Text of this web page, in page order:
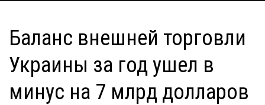
Баланс внешней торговли
Украины за год ушел в
минус на 7 млрд долларов